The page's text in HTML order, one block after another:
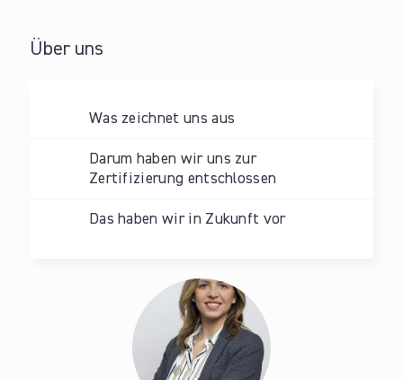
Über uns
Was zeichnet uns aus
Darum haben wir uns zur
Zertifizierung entschlossen
Das haben wir in Zukunft vor